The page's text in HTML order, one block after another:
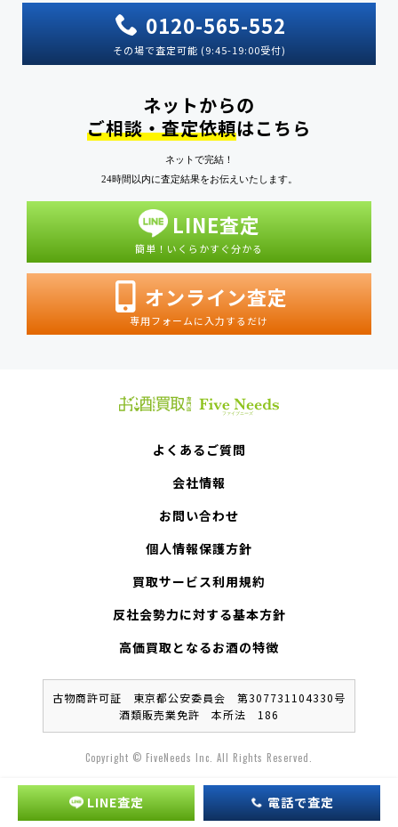
0120-565-552
その場で査定可能 (9:45-19:00受付)
ネットからの
ご相談・査定依頼はこちら
ネットで完結！
24時間以内に査定結果をお伝えいたします。
LINE査定
簡単！いくらかすぐ分かる
オンライン査定
専用フォームに入力するだけ
よくあるご質問
会社情報
お問い合わせ
個人情報保護方針
買取サービス利用規約
反社会勢力に対する基本方針
高価買取となるお酒の特徴
古物商許可証 東京都公安委員会 第307731104330号
酒類販売業免許 本所法 186
Copyright © FiveNeeds Inc. All Rights Reserved.
LINE査定 電話で査定